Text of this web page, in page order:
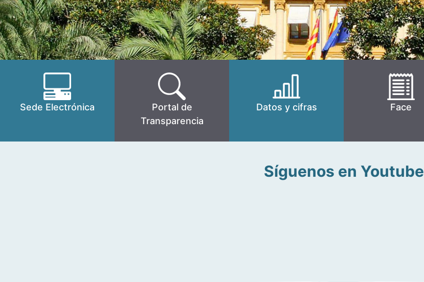
Sede Electrónica
Portal de
Transparencia
Datos y cifras Face
Síguenos en Youtube